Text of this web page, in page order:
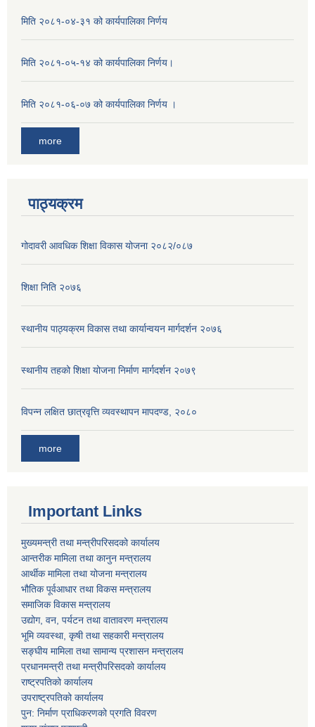
मिति २०८१-०४-३१ को कार्यपालिका निर्णय
मिति २०८१-०५-१४ को कार्यपालिका निर्णय।
मिति २०८१-०६-०७ को कार्यपालिका निर्णय ।
more
पाठ्यक्रम
गोदावरी आवधिक शिक्षा विकास योजना २०८२/०८७
शिक्षा निति २०७६
स्थानीय पाठ्यक्रम विकास तथा कार्यान्वयन मार्गदर्शन २०७६
स्थानीय तहको शिक्षा योजना निर्माण मार्गदर्शन २०७९
विपन्न लक्षित छात्रवृत्ति व्यवस्थापन मापदण्ड, २०८०
more
Important Links
मुख्यमन्त्री तथा मन्त्रीपरिसदको कार्यालय
आन्तरीक मामिला तथा कानुन मन्त्रालय
आर्थीक मामिला तथा योजना मन्त्रालय
भौतिक पूर्वआधार तथा विकस मन्त्रालय
समाजिक विकास मन्त्रालय
उद्योग, वन, पर्यटन तथा वातावरण मन्त्रालय
भूमि व्यवस्था, कृषी तथा सहकारी मन्त्रालय
सङ्घीय मामिला तथा सामान्य प्रशासन मन्त्रालय
प्रधानमन्त्री तथा मन्त्रीपरिसदको कार्यालय
राष्ट्रपतिको कार्यालय
उपराष्ट्रपतिको कार्यालय
पुन: निर्माण प्राधिकरणको प्रगति विवरण